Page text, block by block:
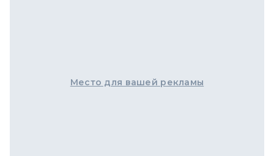
Место для вашей рекламы